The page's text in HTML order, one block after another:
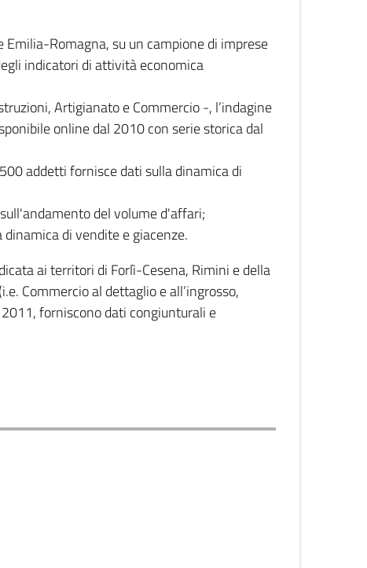
Romagna, su un campione di imprese
indicatori di attività economica
Artigianato e Commercio -, l’indagine
online dal 2010 con serie storica dal
addetti fornisce dati sulla dinamica di
del volume d'affari;
di vendite e giacenze.
ai territori di Forlì-Cesena, Rimini e della
Commercio al dettaglio e all’ingrosso,
forniscono dati congiunturali e